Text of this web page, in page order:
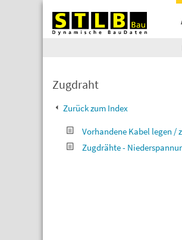
Zugdraht
Zurück zum Index
Vorhandene Kabel legen /
Zugdrähte -